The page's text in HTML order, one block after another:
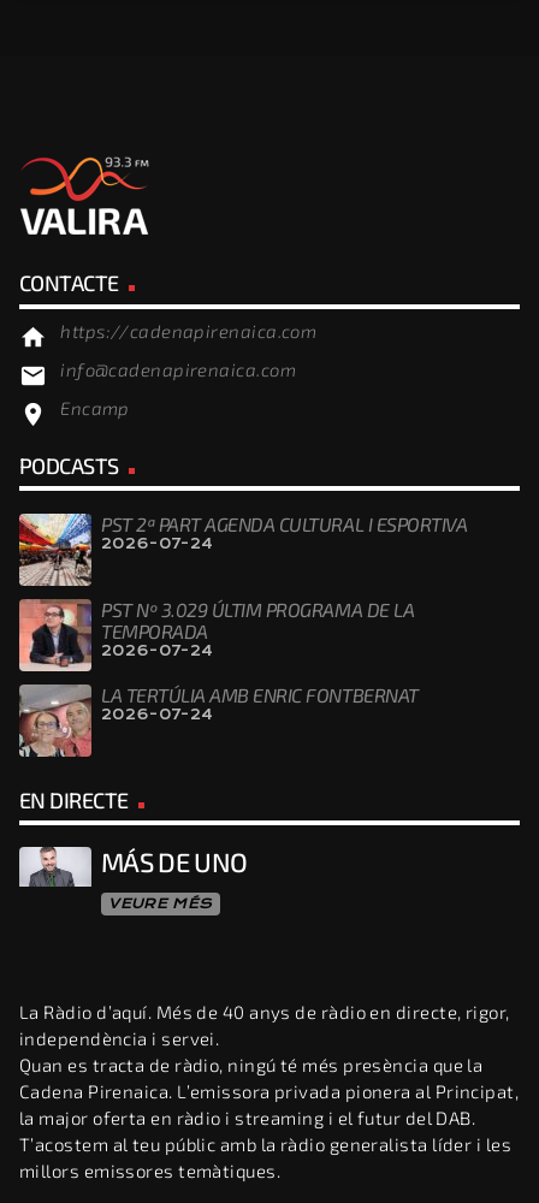
CONTACTE
home https://cadenapirenaica.com
email info@cadenapirenaica.com
location_on Encamp
PODCASTS
PST 2ª PART AGENDA CULTURAL I ESPORTIVA
2026-07-24
PST Nº 3.029 ÚLTIM PROGRAMA DE LA
TEMPORADA
2026-07-24
LA TERTÚLIA AMB ENRIC FONTBERNAT
2026-07-24
EN DIRECTE
MÁS DE UNO
VEURE MÉS
La Ràdio d’aquí. Més de 40 anys de ràdio en directe, rigor,
independència i servei.
Quan es tracta de ràdio, ningú té més presència que la
Cadena Pirenaica. L’emissora privada pionera al Principat,
la major oferta en ràdio i streaming i el futur del DAB.
T’acostem al teu públic amb la ràdio generalista líder i les
millors emissores temàtiques.